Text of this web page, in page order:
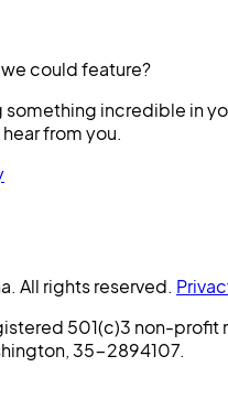
could feature?
something incredible in
from you.
All rights reserved.
501(c)3 non-profit
35-2894107.